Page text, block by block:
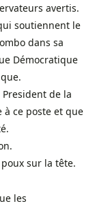
avertis.
soutiennent le
dans sa
Démocratique
de la
à ce poste et que
sur la tête.
les